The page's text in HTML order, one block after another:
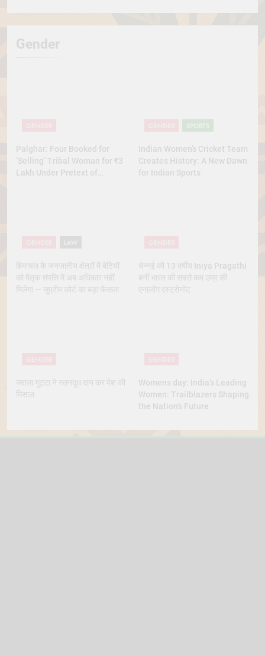
Gender
Palghar: Four Booked for
‘Selling’ Tribal Woman for ₹3
Lakh Under Pretext of
SPORTS
Indian Women’s Cricket Team
Creates History: A New Dawn
for Indian Sports
हिमाचल के जनजातीय क्षेत्रों में बेटियों
को पैतृक संपत्ति में अब अधिकार नहीं
मिलेगा — सुप्रीम कोर्ट का बड़ा फैसला
चेन्नई की 13 वर्षीय Iniya Pragathi
बनीं भारत की सबसे कम उम्र की
एनालॉग एस्ट्रोनॉट
ज्वाला गुट्टा ने स्तनदूध दान कर पेश की
मिसाल
Womens day: India’s Leading
Women: Trailblazers Shaping
the Nation’s Future